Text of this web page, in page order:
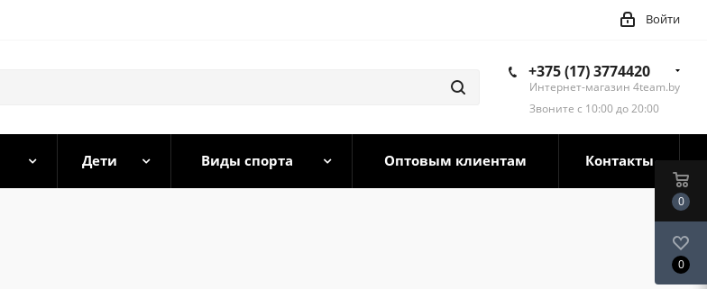
Войти
+375 (17) 3774420
Интернет-магазин 4team.by
Звоните с 10:00 до 20:00
Дети Виды спорта Оптовым клиентам Контакты
0
0